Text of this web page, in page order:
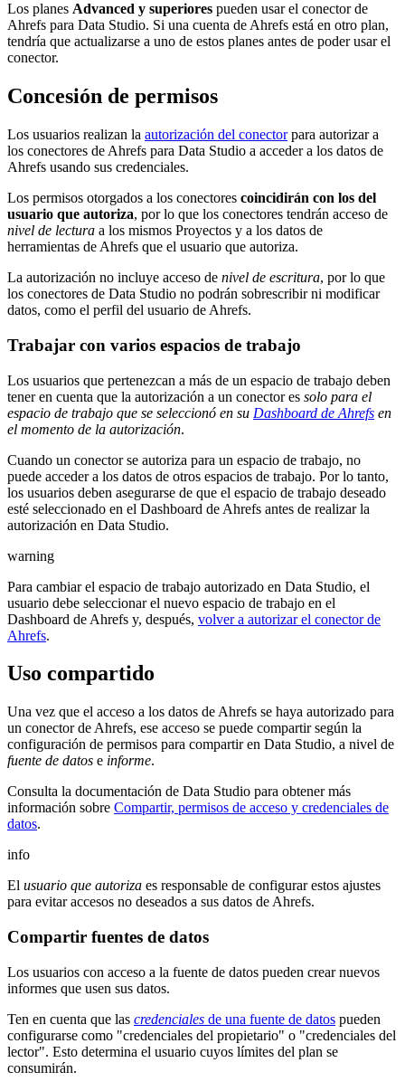
Los planes Advanced y superiores pueden usar el conector de
Ahrefs para Data Studio. Si una cuenta de Ahrefs está en otro plan,
tendría que actualizarse a uno de estos planes antes de poder usar el
conector.
Concesión de permisos
Los usuarios realizan la autorización del conectorpara autorizar a
los conectores de Ahrefs para Data Studio a acceder a los datos de
Ahrefs usando sus credenciales.
Los permisos otorgados a los conectores coincidirán con los del
usuario que autoriza, por lo que los conectores tendrán acceso de
nivel de lectura a los mismos Proyectos y a los datos de
herramientas de Ahrefs que el usuario que autoriza.
La autorización no incluye acceso de nivel de escritura, por lo que
los conectores de Data Studio no podrán sobrescribir ni modificar
datos, como el perfil del usuario de Ahrefs.
Trabajar con varios espacios de trabajo
Los usuarios que pertenezcan a más de un espacio de trabajo deben
tener en cuenta que la autorización a un conector es solo para el
espacio de trabajo que se seleccionó en su Dashboard de Ahrefs en
el momento de la autorización.
Cuando un conector se autoriza para un espacio de trabajo, no
puede acceder a los datos de otros espacios de trabajo. Por lo tanto,
los usuarios deben asegurarse de que el espacio de trabajo deseado
esté seleccionado en el Dashboard de Ahrefs antes de realizar la
autorización en Data Studio.
warning
Para cambiar el espacio de trabajo autorizado en Data Studio, el
usuario debe seleccionar el nuevo espacio de trabajo en el
Dashboard de Ahrefs y, después, volver a autorizar el conector de
Ahrefs.
Uso compartido
Una vez que el acceso a los datos de Ahrefs se haya autorizado para
un conector de Ahrefs, ese acceso se puede compartir según la
configuración de permisos para compartir en Data Studio, a nivel de
fuente de datos e informe.
Consulta la documentación de Data Studio para obtener más
información sobre Compartir, permisos de acceso y credenciales de
datos.
info
El usuario que autoriza es responsable de configurar estos ajustes
para evitar accesos no deseados a sus datos de Ahrefs.
Compartir fuentes de datos
Los usuarios con acceso a la fuente de datos pueden crear nuevos
informes que usen sus datos.
Ten en cuenta que las credenciales de una fuente de datos pueden
configurarse como "credenciales del propietario" o "credenciales del
lector". Esto determina el usuario cuyos límites del plan se
consumirán.